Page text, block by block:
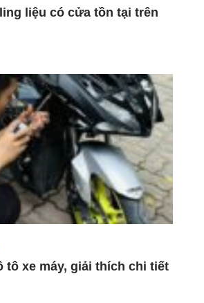
liệu có cửa tồn tại trên
tô xe máy, giải thích chi tiết